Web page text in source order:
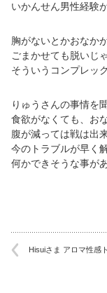
いかんせん男性経験
胸がないとかおなか
ごまかせても脱いじ
そういうコンプレッ
りゅうさんの事情を
食欲がなくても、お
腹が減っては戦は出
今のトラブルが早く
何かできそうな事が
Hisuiさま アロマ性感